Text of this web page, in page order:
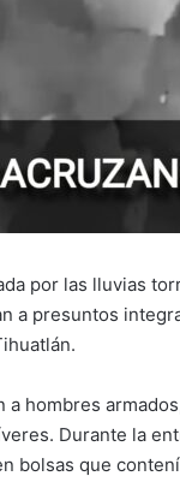
por las lluvias
a presuntos
hombres
Durante la
bolsas que